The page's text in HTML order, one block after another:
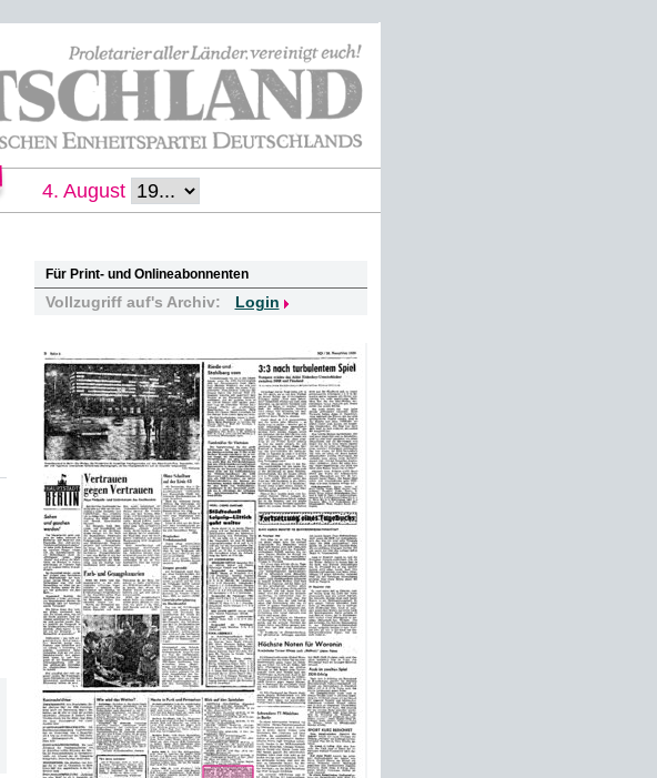
4. August
Für Print- und Onlineabonnenten
Vollzugriff auf's Archiv: Login